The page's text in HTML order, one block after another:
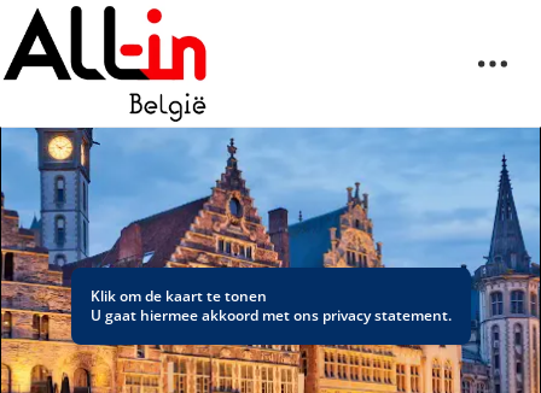
Klik om de kaart te tonen
U gaat hiermee akkoord met ons privacy statement.